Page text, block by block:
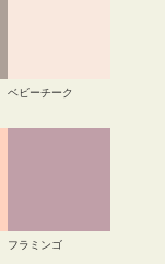
ベビーチーク
フラミンゴ